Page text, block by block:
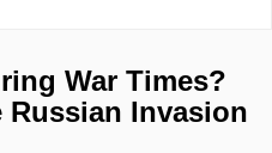
War Times?
Russian Invasion